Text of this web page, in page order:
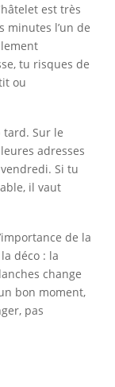
est très
minutes l’un de
tu risques de
ou
Sur le
adresses
Si tu
il vaut
de la
déco : la
change
bon moment,
pas